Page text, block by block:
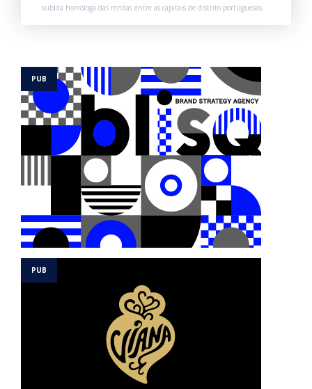
subida homóloga das rendas entre as capitais de distrito portuguesas.